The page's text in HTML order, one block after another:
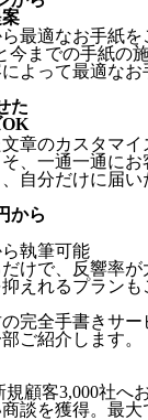
今までの手紙の
よって最適な
た
、一通一通に
自分だけに届
から
けで、反響率
えれるプランも
完全手書きサ
ご紹介します。
規顧客3,000社へ
談を獲得。最